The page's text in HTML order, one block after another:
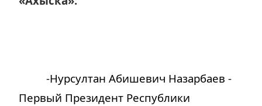
-Нурсултан Абишевич Назарбаев -
Первый Президент Республики